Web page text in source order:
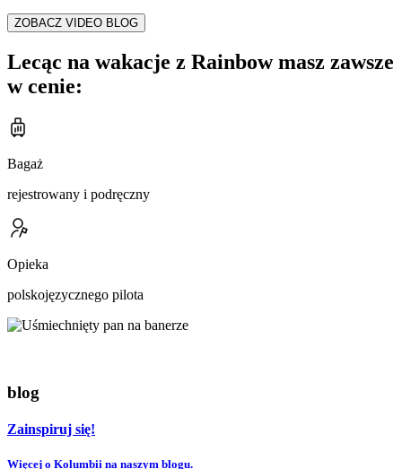
ZOBACZ VIDEO BLOG
Lecąc na wakacje z Rainbow masz zawsze
w cenie:
Bagaż
rejestrowany i podręczny
Opieka
polskojęzycznego pilota
blog
Zainspiruj się!
Więcej o Kolumbii na naszym blogu.